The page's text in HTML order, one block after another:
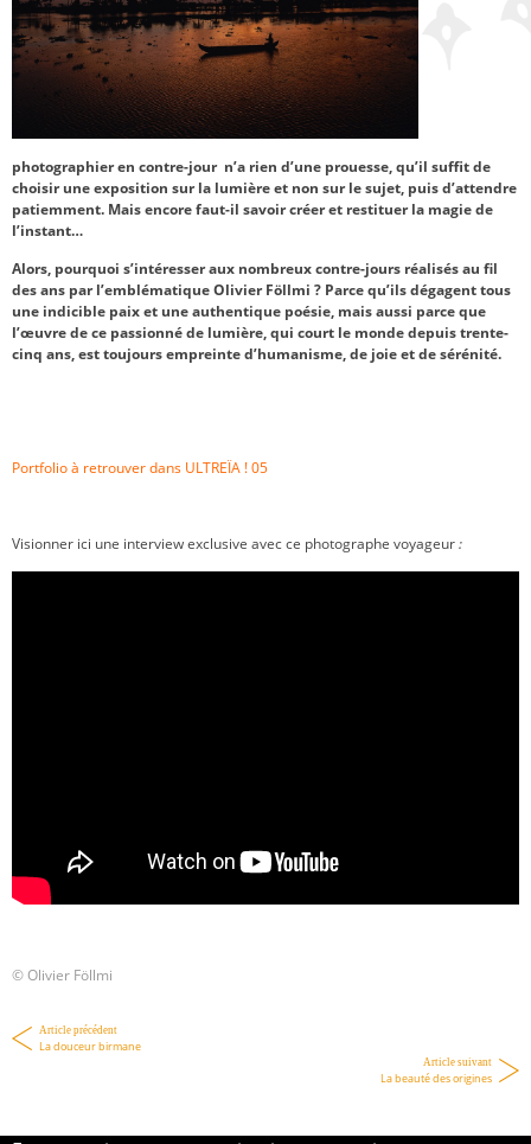
photographier en contre-jour n’a rien d’une prouesse, qu’il suffit de
choisir une exposition sur la lumière et non sur le sujet, puis d’attendre
patiemment. Mais encore faut-il savoir créer et restituer la magie de
l’instant…
Alors, pourquoi s’intéresser aux nombreux contre-jours réalisés au fil
des ans par l’emblématique Olivier Föllmi ? Parce qu’ils dégagent tous
une indicible paix et une authentique poésie, mais aussi parce que
l’œuvre de ce passionné de lumière, qui court le monde depuis trente-
cinq ans, est toujours empreinte d’humanisme, de joie et de sérénité.
Portfolio à retrouver dans ULTREÏA ! 05
Visionner ici une interview exclusive avec ce photographe voyageur:
© Olivier Föllmi
Article précédent
La douceur birmane
Article suivant
La beauté des origines